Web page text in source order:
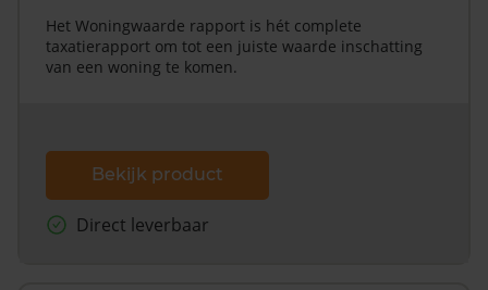
Het Woningwaarde rapport is hét complete
taxatierapport om tot een juiste waarde inschatting
van een woning te komen.
Bekijk product
Direct leverbaar